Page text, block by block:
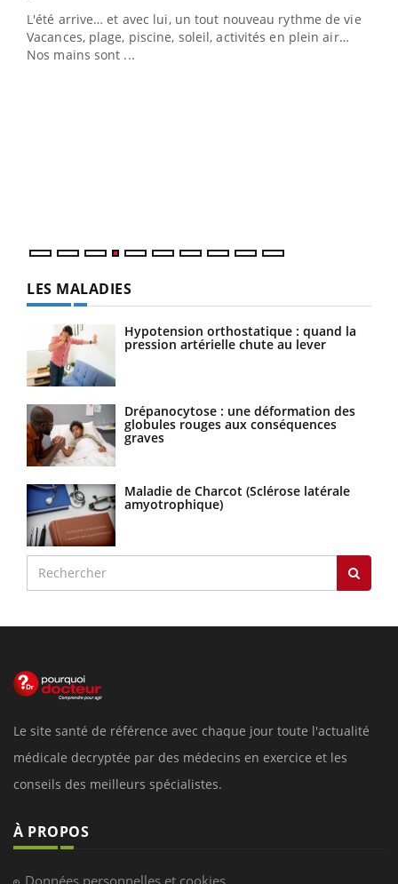
L'été arrive… et avec lui, un tout nouveau rythme de vie !
Vacances, plage, piscine, soleil, activités en plein air…
Nos mains sont ...
LES MALADIES
Hypotension orthostatique : quand la
pression artérielle chute au lever
Drépanocytose : une déformation des
globules rouges aux conséquences
graves
Maladie de Charcot (Sclérose latérale
amyotrophique)
Le site santé de référence avec chaque jour toute l'actualité
médicale decryptée par des médecins en exercice et les
conseils des meilleurs spécialistes.
À PROPOS
Données personnelles et cookies